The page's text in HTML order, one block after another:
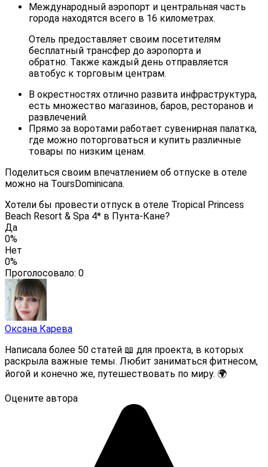
Международный аэропорт и центральная часть
города находятся всего в 16 километрах.
Отель предоставляет своим посетителям
бесплатный трансфер до аэропорта и
обратно. Также каждый день отправляется
автобус к торговым центрам.
В окрестностях отлично развита инфраструктура,
есть множество магазинов, баров, ресторанов и
развлечений.
Прямо за воротами работает сувенирная палатка,
где можно поторговаться и купить различные
товары по низким ценам.
Поделиться своим впечатлением об отпуске в отеле
можно на ToursDominicana.
Хотели бы провести отпуск в отеле Tropical Princess
Beach Resort & Spa 4* в Пунта-Кане?
Да
0%
Нет
0%
Проголосовало: 0
Оксана Карева
Написала более 50 статей 📖 для проекта, в которых
раскрыла важные темы. Любит заниматься фитнесом,
йогой и конечно же, путешествовать по миру. 🌍
Оцените автора